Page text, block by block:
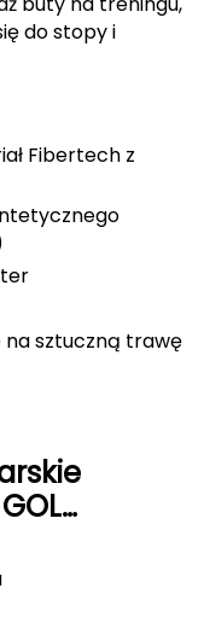
do stopy i
Fibertech z
na sztuczną trawę